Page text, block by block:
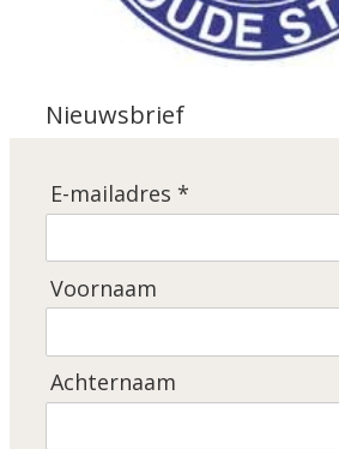
Nieuwsbrief
E-mailadres *
Voornaam
Achternaam